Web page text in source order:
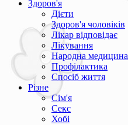
Здоров'я
Дієти
Здоров'я чоловіків
Лікар відповідає
Лікування
Народна медицина
Профілактика
Спосіб життя
Різне
Сім'я
Секс
Хобі